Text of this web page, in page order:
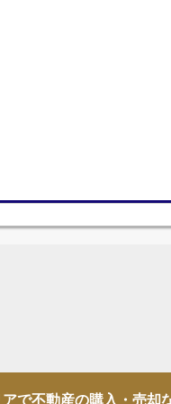
で不動産の購入・売却